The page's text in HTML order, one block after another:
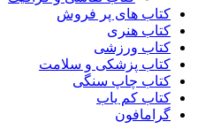
کتاب های پر فروش
کتاب هنری
کتاب ورزشی
کتاب پزشکی و سلامت
کتاب چاپ سنگی
کتاب کم یاب
گرامافون